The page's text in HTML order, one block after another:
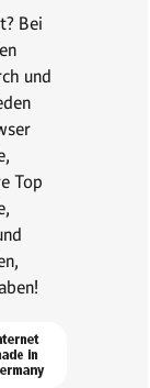
Bei
und
Top